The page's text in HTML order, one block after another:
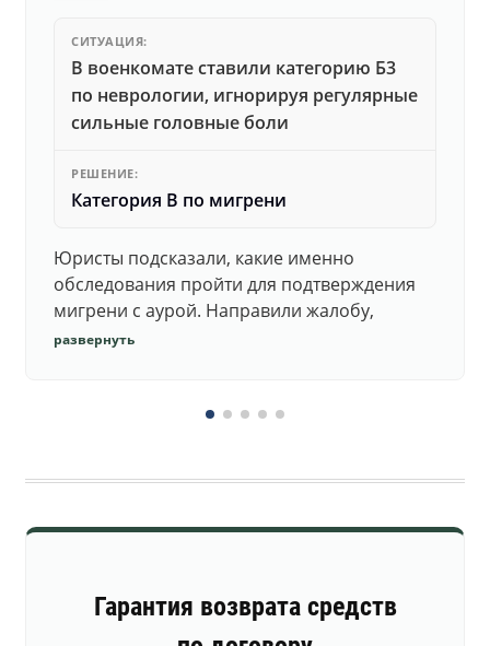
СИТУАЦИЯ:
В военкомате ставили категорию Б3
по неврологии, игнорируя регулярные
сильные головные боли
РЕШЕНИЕ:
Категория В по мигрени
Юристы подсказали, какие именно
обследования пройти для подтверждения
мигрени с аурой. Направили жалобу,
добились повторного осмотра и списания в
развернуть
Гарантия возврата средств